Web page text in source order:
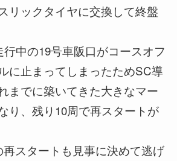
リックタイヤに交換して終盤
中の19号車阪口がコースオフ
に止まってしまったためSC導
までに築いてきた大きなマー
り、残り10周で再スタートが
スタートも見事に決めて逃げ